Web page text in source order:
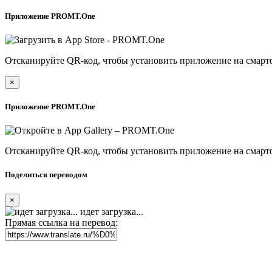
Приложение PROMT.One
Отсканируйте QR-код, чтобы установить приложение на
×
Приложение PROMT.One
Отсканируйте QR-код, чтобы установить приложение на
Поделиться переводом
×
идет загрузка...
Прямая ссылка на перевод: